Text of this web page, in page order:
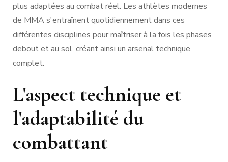
plus adaptées au combat réel. Les athlètes modernes
de MMA s'entraînent quotidiennement dans ces
différentes disciplines pour maîtriser à la fois les phases
debout et au sol, créant ainsi un arsenal technique
complet.
L'aspect technique et
l'adaptabilité du
combattant